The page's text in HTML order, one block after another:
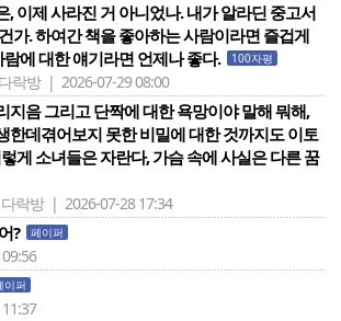
, 이제 사라진 거 아니었나. 내가 알라딘 중고서
가. 하여간 책을 좋아하는 사람이라면 즐겁게
에 대한 얘기라면 언제나 좋다.
100자평
다락방 | 2026-07-29 08:00
지음 그리고 단짝에 대한 욕망이야 말해 뭐해,
한데겪어보지 못한 비밀에 대한 것까지도 이토
게 소녀들은 자란다, 가슴 속에 사실은 다른 꿈
다락방 | 2026-07-28 17:34
? 페이퍼
이퍼